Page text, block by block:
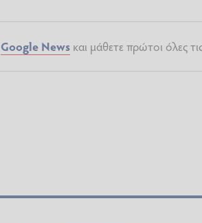
Google Newsκαι μάθετε πρώτοι όλες